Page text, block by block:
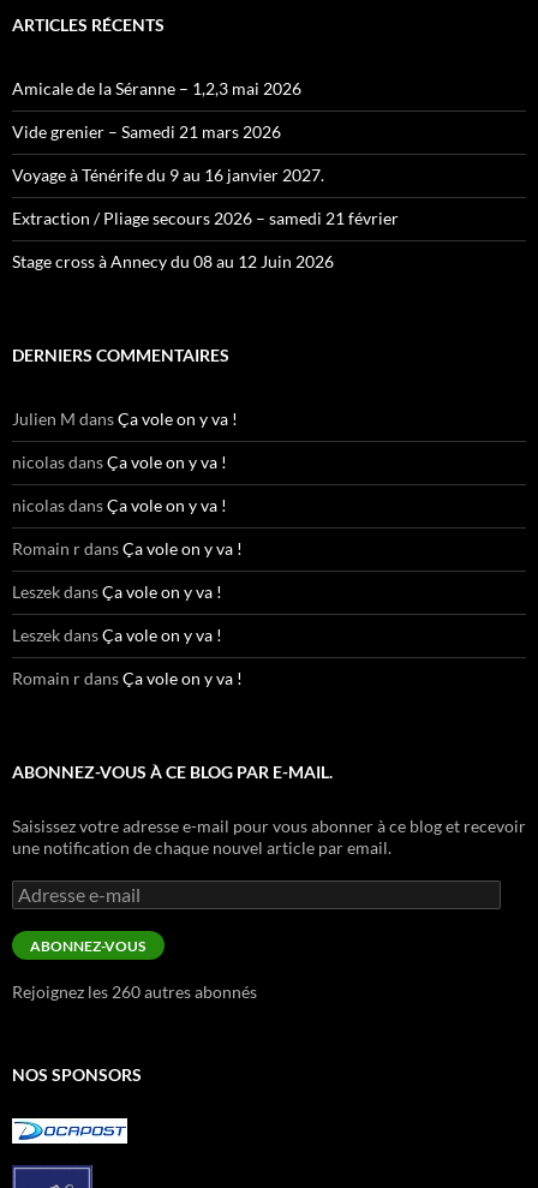
ARTICLES RÉCENTS
Amicale de la Séranne – 1,2,3 mai 2026
Vide grenier – Samedi 21 mars 2026
Voyage à Ténérife du 9 au 16 janvier 2027.
Extraction / Pliage secours 2026 – samedi 21 février
Stage cross à Annecy du 08 au 12 Juin 2026
DERNIERS COMMENTAIRES
Julien M dansÇa vole on y va !
nicolasdansÇa vole on y va !
nicolasdansÇa vole on y va !
Romain rdansÇa vole on y va !
LeszekdansÇa vole on y va !
LeszekdansÇa vole on y va !
Romain rdansÇa vole on y va !
ABONNEZ-VOUS À CE BLOG PAR E-MAIL.
Saisissez votre adresse e-mail pour vous abonner à ce blog et recevoir
une notification de chaque nouvel article par email.
Adresse
e-
mail
ABONNEZ-VOUS
Rejoignez les 260 autres abonnés
NOS SPONSORS